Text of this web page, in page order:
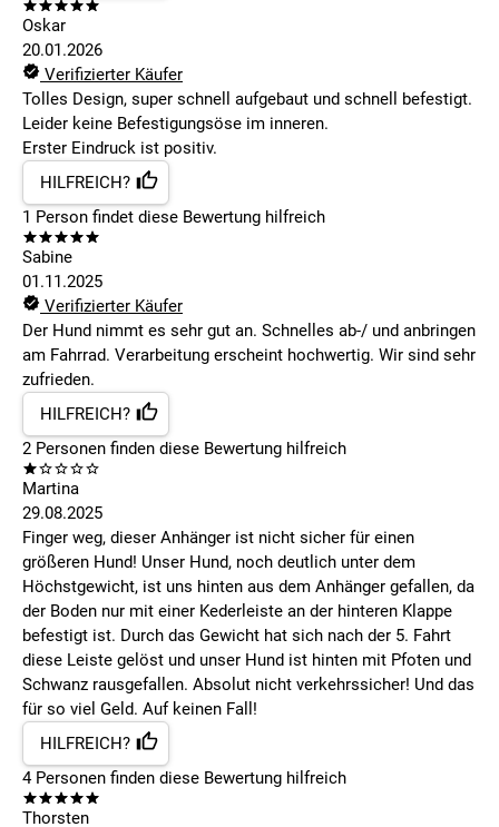
Oskar
20.01.2026
Verifizierter Käufer
Tolles Design, super schnell aufgebaut und schnell befestigt.
Leider keine Befestigungsöse im inneren.
Erster Eindruck ist positiv.
HILFREICH?
1 Person findet diese Bewertung hilfreich
Sabine
01.11.2025
Verifizierter Käufer
Der Hund nimmt es sehr gut an. Schnelles ab-/ und anbringen
am Fahrrad. Verarbeitung erscheint hochwertig. Wir sind sehr
zufrieden.
HILFREICH?
2 Personen finden diese Bewertung hilfreich
Martina
29.08.2025
Finger weg, dieser Anhänger ist nicht sicher für einen
größeren Hund! Unser Hund, noch deutlich unter dem
Höchstgewicht, ist uns hinten aus dem Anhänger gefallen, da
der Boden nur mit einer Kederleiste an der hinteren Klappe
befestigt ist. Durch das Gewicht hat sich nach der 5. Fahrt
diese Leiste gelöst und unser Hund ist hinten mit Pfoten und
Schwanz rausgefallen. Absolut nicht verkehrssicher! Und das
für so viel Geld. Auf keinen Fall!
HILFREICH?
4Personen finden diese Bewertung hilfreich
Thorsten